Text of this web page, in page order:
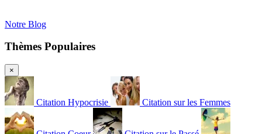
Notre Blog
Thèmes Populaires
×
Citation Hypocrisie Citation sur les Femmes